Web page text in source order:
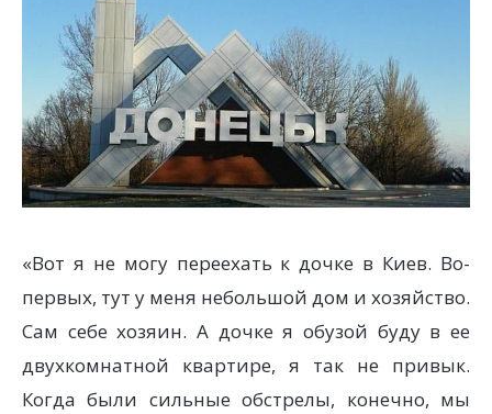
«Вот я не могу переехать к дочке в Киев. Во-
первых, тут у меня небольшой дом и хозяйство.
Сам себе хозяин. А дочке я обузой буду в ее
двухкомнатной квартире, я так не привык.
Когда были сильные обстрелы, конечно, мы